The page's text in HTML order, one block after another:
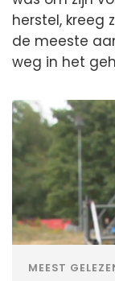
herstel, kreeg
de meeste
weg in het
MEEST